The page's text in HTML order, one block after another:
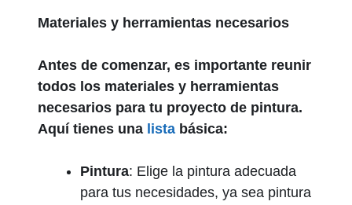
Materiales y herramientas necesarios
Antes de comenzar, es importante reunir
todos los materiales y herramientas
necesarios para tu proyecto de pintura.
Aquí tienes una lista básica:
Pintura: Elige la pintura adecuada
para tus necesidades, ya sea pintura